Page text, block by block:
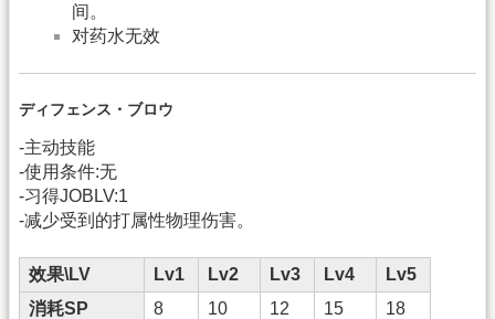
间。
对药水无效
ディフェンス・ブロウ
-主动技能
-使用条件:无
-习得JOBLV:1
-减少受到的打属性物理伤害。
效果\LV Lv1 Lv2 Lv3 Lv4
Lv5
消耗SP
8 10 12 15
18